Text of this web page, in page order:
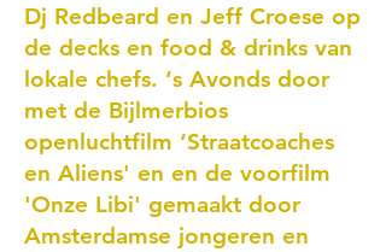
Dj Redbeard en Jeff Croese op
de decks en food & drinks van
lokale chefs. ‘s Avonds door
met de Bijlmerbios
openluchtfilm ‘Straatcoaches
en Aliens' en en de voorfilm
'Onze Libi' gemaakt door
Amsterdamse jongeren en